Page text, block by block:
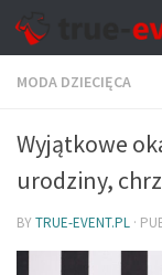
MODA DZIECIĘCA
Wyjątkowe
urodziny,
BYTRUE-EVENT.PL ·